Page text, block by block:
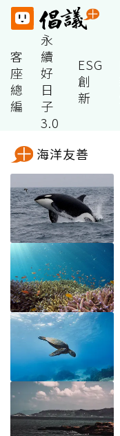
客
座
總
編
永
續
好
日
子
3.0
ESG
創
新
海洋友善